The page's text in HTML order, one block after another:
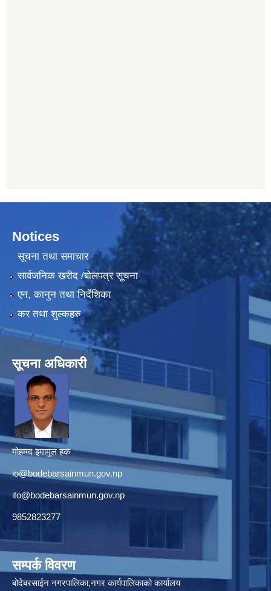
Notices
सूचना तथा समाचार
सार्वजनिक खरीद /बोलपत्र सूचना
एन, कानुन तथा निर्देशिका
कर तथा शुल्कहरु
सूचना अधिकारी
मोहम्म्द इमामुल हक
io@bodebarsainmun.gov.np
ito@bodebarsainmun.gov.np
9852823277
सम्पर्क विवरण
बोदेबरसाईन नगरपालिका,नगर कार्यपालिकाको कार्यालय